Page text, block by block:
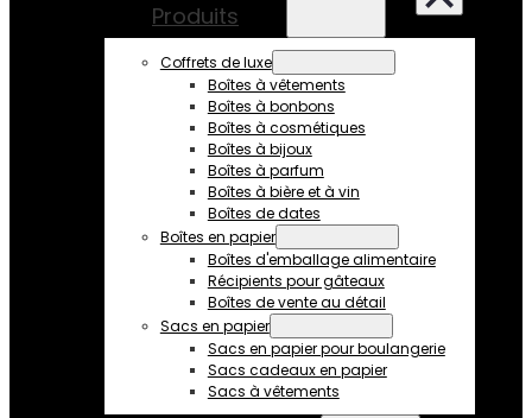
Produits
Coffrets de luxe
Boîtes à vêtements
Boîtes à bonbons
Boîtes à cosmétiques
Boîtes à bijoux
Boîtes à parfum
Boîtes à bière et à vin
Boîtes de dates
Boîtes en papier
Boîtes d'emballage alimentaire
Récipients pour gâteaux
Boîtes de vente au détail
Sacs en papier
Sacs en papier pour boulangerie
Sacs cadeaux en papier
Sacs à vêtements